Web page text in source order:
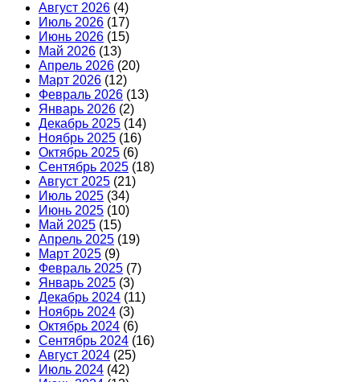
Август 2026 (4)
Июль 2026 (17)
Июнь 2026 (15)
Май 2026 (13)
Апрель 2026 (20)
Март 2026 (12)
Февраль 2026 (13)
Январь 2026 (2)
Декабрь 2025 (14)
Ноябрь 2025 (16)
Октябрь 2025 (6)
Сентябрь 2025 (18)
Август 2025 (21)
Июль 2025 (34)
Июнь 2025 (10)
Май 2025 (15)
Апрель 2025 (19)
Март 2025 (9)
Февраль 2025 (7)
Январь 2025 (3)
Декабрь 2024 (11)
Ноябрь 2024 (3)
Октябрь 2024 (6)
Сентябрь 2024 (16)
Август 2024 (25)
Июль 2024 (42)